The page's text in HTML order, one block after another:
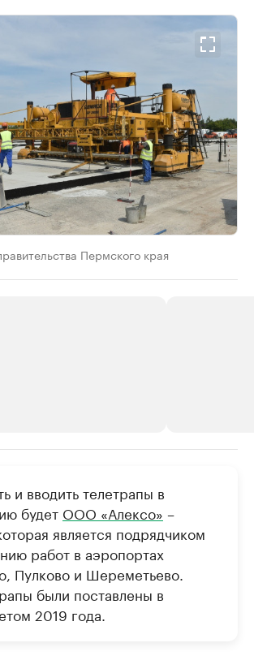
Пермского края
в
промышленности
данные в каталоге Посмотрите
и вводить телетрапы в
будет ООО «Алексо» –
является подрядчиком
работ в аэропортах
Пулково и Шереметьево.
были поставлены в
2019 года.